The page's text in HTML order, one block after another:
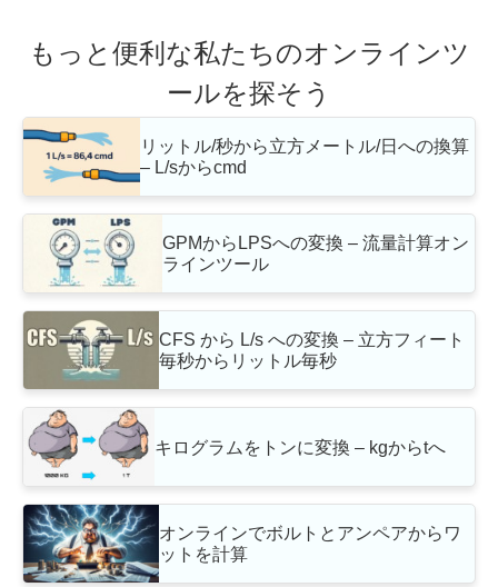
もっと便利な私たちのオンラインツ
ールを探そう
リットル/秒から立方メートル/日への換算
– L/sからcmd
GPMからLPSへの変換 – 流量計算オン
ラインツール
CFS から L/s への変換 – 立方フィート
毎秒からリットル毎秒
キログラムをトンに変換 – kgからtへ
オンラインでボルトとアンペアからワ
ットを計算